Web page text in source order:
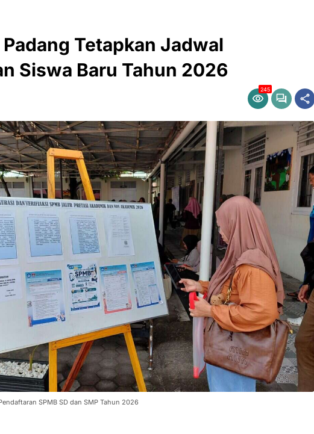
Tetapkan Jadwal
Siswa Baru Tahun 2026
245
SPMB SD dan SMP Tahun 2026